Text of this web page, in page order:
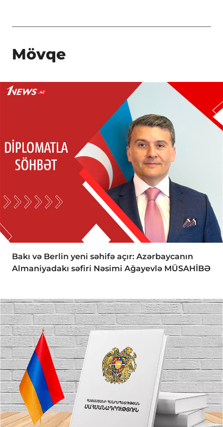
Mövqe
Bakı və Berlin yeni səhifə açır: Azərbaycanın
Almaniyadakı səfiri Nəsimi Ağayevlə MÜSAHİBƏ